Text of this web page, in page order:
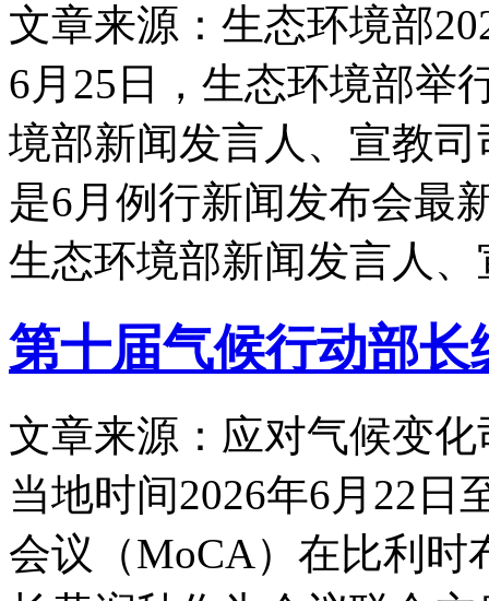
文章来源：生态环境部
6月25日，生态环境部举
境部新闻发言人、宣教
是6月例行新闻发布会最
生态环境部新闻发言人、
第十届气候行动部
文章来源：应对气候变化
当地时间2026年6月22日
会议（MoCA）在比利时